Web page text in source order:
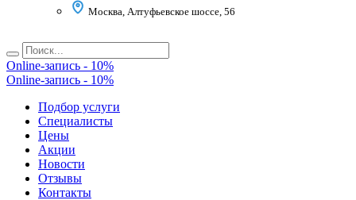
Москва, Алтуфьевское шоссе, 56
Online-запись - 10%
Online-запись - 10%
Подбор услуги
Специалисты
Цены
Акции
Новости
Отзывы
Контакты